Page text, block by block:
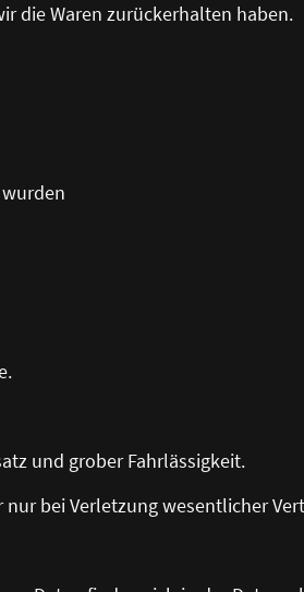
die Waren zurückerhalten haben.
und grober Fahrlässigkeit.
bei Verletzung wesentlicher